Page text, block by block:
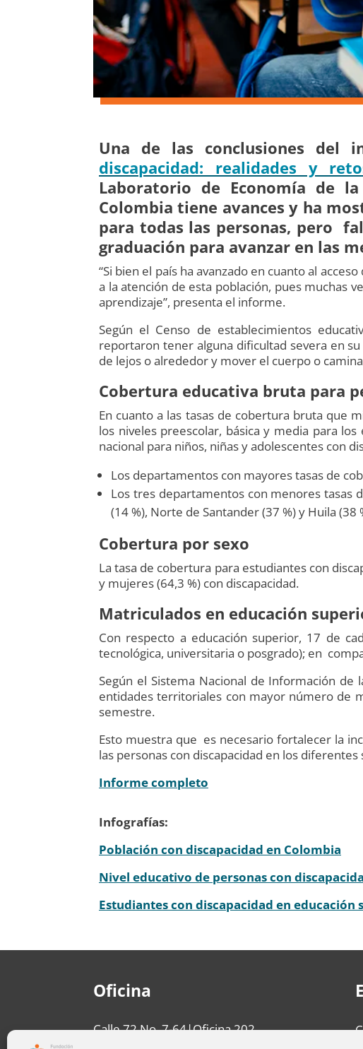
Una de las conclusiones del
discapacidad: realidades y
Laboratorio de Economía de
Colombia tiene avances y ha
para todas las personas, pero
graduación para avanzar en las
“Si bien el país ha avanzado en cuanto al
a la atención de esta población, pues muchas
aprendizaje”, presenta el informe.
Según el Censo de establecimientos
reportaron tener alguna dificultad severa en
de lejos o alrededor y mover el cuerpo o
Cobertura educativa bruta para
En cuanto a las tasas de cobertura bruta que
los niveles preescolar, básica y media para
nacional para niños, niñas y adolescentes con
Los departamentos con mayores tasas de
Los tres departamentos con menores tasas
(14 %), Norte de Santander (37 %) y Huila (38
Cobertura por sexo
La tasa de cobertura para estudiantes con
y mujeres (64,3 %) con discapacidad.
Matriculados en educación
Con respecto a educación superior, 17 de
tecnológica, universitaria o posgrado); en
Según el Sistema Nacional de Información de
entidades territoriales con mayor número de
semestre.
Esto muestra que es necesario fortalecer la
las personas con discapacidad en los
Informe completo
Infografías:
Población con discapacidad en Colombia
Nivel educativo de personas con
Estudiantes con discapacidad en educación
Oficina
Calle 72 No. 7-64|Oficina 202